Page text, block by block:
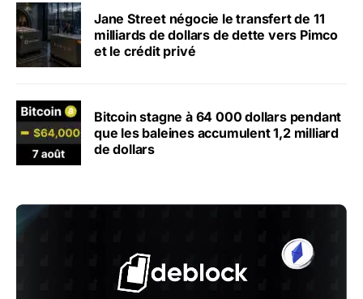
Jane Street négocie le transfert de 11
milliards de dollars de dette vers Pimco
et le crédit privé
Bitcoin stagne à 64 000 dollars pendant
que les baleines accumulent 1,2 milliard
de dollars